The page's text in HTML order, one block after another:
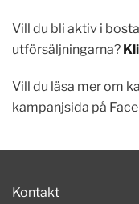
Vill du bli aktiv i
utförsäljningarna?
Vill du läsa mer om
kampanjsida på
Kontakt